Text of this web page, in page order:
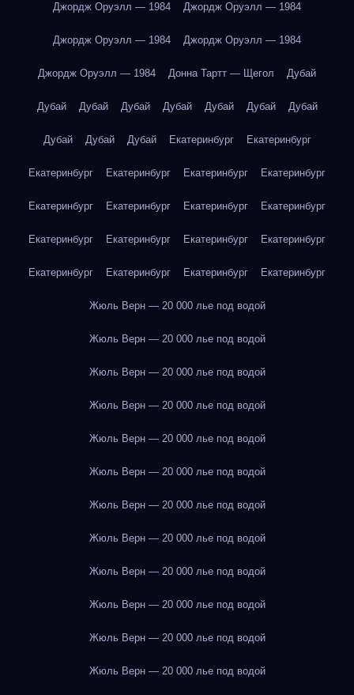
Джордж Оруэлл — 1984 Джордж Оруэлл — 1984
Джордж Оруэлл — 1984 Джордж Оруэлл — 1984
Джордж Оруэлл — 1984 Донна Тартт — Щегол Дубай
Дубай Дубай Дубай Дубай Дубай Дубай Дубай
Дубай Дубай Дубай Екатеринбург Екатеринбург
Екатеринбург Екатеринбург Екатеринбург Екатеринбург
Екатеринбург Екатеринбург Екатеринбург Екатеринбург
Екатеринбург Екатеринбург Екатеринбург Екатеринбург
Екатеринбург Екатеринбург Екатеринбург Екатеринбург
Жюль Верн — 20 000 лье под водой
Жюль Верн — 20 000 лье под водой
Жюль Верн — 20 000 лье под водой
Жюль Верн — 20 000 лье под водой
Жюль Верн — 20 000 лье под водой
Жюль Верн — 20 000 лье под водой
Жюль Верн — 20 000 лье под водой
Жюль Верн — 20 000 лье под водой
Жюль Верн — 20 000 лье под водой
Жюль Верн — 20 000 лье под водой
Жюль Верн — 20 000 лье под водой
Жюль Верн — 20 000 лье под водой